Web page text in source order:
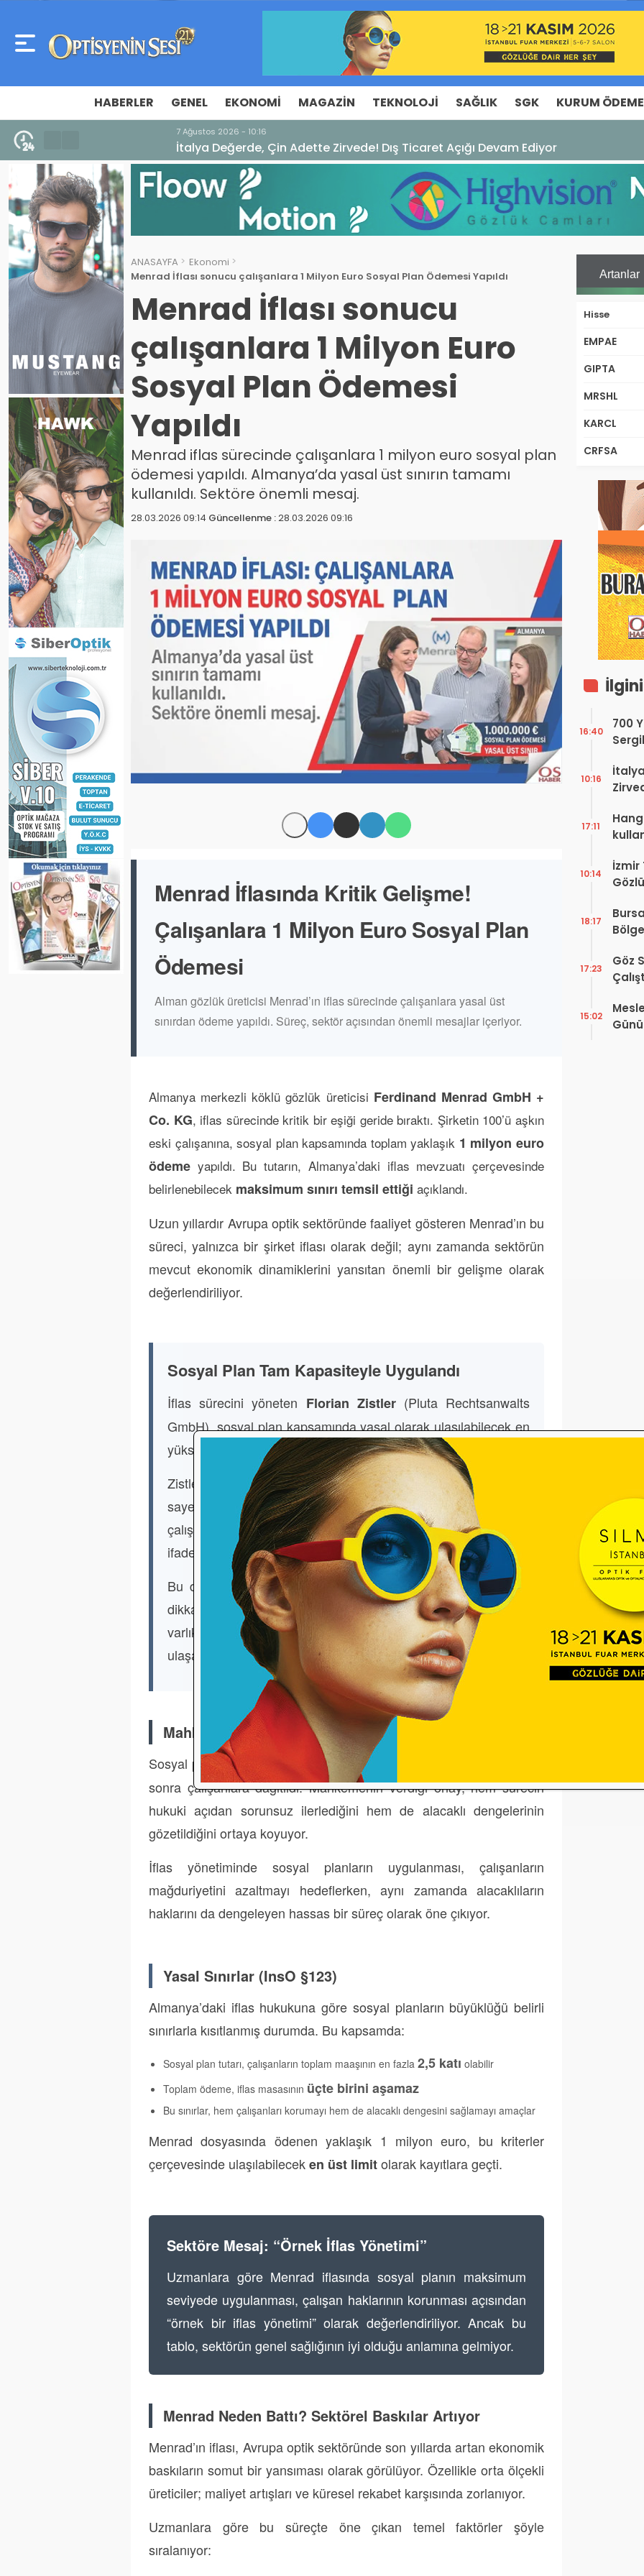
HABERLER GENEL EKONOMI MAGAZIN TEKNOLOJI SAĞLIK SGK KURUM
7 Ağustos 2026 - 10:16
İtalya Değerde, Çin Adette Zirvede! Dış Ticaret Açığı Devam Ediyor
ANASAYFA
Ekonomi
Menrad İflası sonucu çalışanlara 1 Milyon Euro Sosyal Plan Ödemesi Yapıldı
Menrad İflası sonucu
çalışanlara 1 Milyon Euro
Sosyal Plan Ödemesi
Yapıldı
Menrad iflas sürecinde çalışanlara 1 milyon euro sosyal plan
ödemesi yapıldı. Almanya’da yasal üst sınırın tamamı
kullanıldı. Sektöre önemli mesaj.
28.03.2026 09:14 Güncellenme :28.03.2026 09:16
Menrad İflasında Kritik Gelişme!
Çalışanlara 1 Milyon Euro Sosyal Plan
Ödemesi
Alman gözlük üreticisi Menrad’ın iflas sürecinde çalışanlara yasal üst
sınırdan ödeme yapıldı. Süreç, sektör açısından önemli mesajlar içeriyor.
Almanya merkezli köklü gözlük üreticisi Ferdinand Menrad GmbH +
Co. KG, iflas sürecinde kritik bir eşiği geride bıraktı. Şirketin 100’ü aşkın
eski çalışanına, sosyal plan kapsamında toplam yaklaşık 1 milyon euro
ödeme yapıldı. Bu tutarın, Almanya’daki iflas mevzuatı çerçevesinde
belirlenebilecek maksimum sınırı temsil ettiği açıklandı.
Uzun yıllardır Avrupa optik sektöründe faaliyet gösteren Menrad’ın bu
süreci, yalnızca bir şirket iflası olarak değil; aynı zamanda sektörün
mevcut ekonomik dinamiklerini yansıtan önemli bir gelişme olarak
değerlendiriliyor.
Sosyal Plan Tam Kapasiteyle Uygulandı
İflas sürecini yöneten Florian Zistler(Pluta Rechtsanwalts
GmbH), sosyal plan kapsamında yasal olarak ulaşılabilecek en
yüksek tutarın çalışanlara ödendiğini açıkladı.
Zistler, “Son aylarda elde ettiğimiz başarılı varlık satışları
sayesinde sosyal planın üst sınırına ulaşabildik. Böylece
çalışanlara mümkün olan en yüksek ödeme sağlandı”
ifadelerini kullandı.
Bu durum, iflas süreçlerinde nadiren görülen bir tablo olarak
dikkat çekiyor. Zira birçok dosyada sosyal plan ödemeleri,
varlıkların yetersizliği nedeniyle maksimum seviyeye
ulaşamıyor.
Mahkeme Onayı ve Yasal Süreç
Sosyal plan ödemeleri, Amtsgericht Aalen
sonra çalışanlara dağıtıldı. Mahkemenin verdiği onay, hem sürecin
hukuki açıdan sorunsuz ilerlediğini hem de alacaklı dengelerinin
gözetildiğini ortaya koyuyor.
İflas yönetiminde sosyal planların uygulanması, çalışanların
mağduriyetini azaltmayı hedeflerken, aynı zamanda alacaklıların
haklarını da dengeleyen hassas bir süreç olarak öne çıkıyor.
Yasal Sınırlar (InsO §123)
Almanya’daki iflas hukukuna göre sosyal planların büyüklüğü belirli
sınırlarla kısıtlanmış durumda. Bu kapsamda:
Sosyal plan tutarı, çalışanların toplam maaşının en fazla 2,5 katı olabilir
Toplam ödeme, iflas masasının üçte birini aşamaz
Bu sınırlar, hem çalışanları korumayı hem de alacaklı dengesini sağlamayı amaçlar
Menrad dosyasında ödenen yaklaşık 1 milyon euro, bu kriterler
çerçevesinde ulaşılabileceken üst limitolarak kayıtlara geçti.
Sektöre Mesaj: “Örnek İflas Yönetimi”
Uzmanlara göre Menrad iflasında sosyal planın maksimum
seviyede uygulanması, çalışan haklarının korunması açısından
“örnek bir iflas yönetimi” olarak değerlendiriliyor. Ancak bu
tablo, sektörün genel sağlığının iyi olduğu anlamına gelmiyor.
Menrad Neden Battı? Sektörel Baskılar Artıyor
Menrad’ın iflası, Avrupa optik sektöründe son yıllarda artan ekonomik
baskıların somut bir yansıması olarak görülüyor. Özellikle orta ölçekli
üreticiler; maliyet artışları ve küresel rekabet karşısında zorlanıyor.
Uzmanlara göre bu süreçte öne çıkan temel faktörler şöyle
sıralanıyor:
Artanlar
Hisse
EMPAE
GIPTA
MRSHL
KARCL
CRFSA
700
16:40
10:16
17:11
İzmir
10:14
18:17
Göz
17:23
15:02